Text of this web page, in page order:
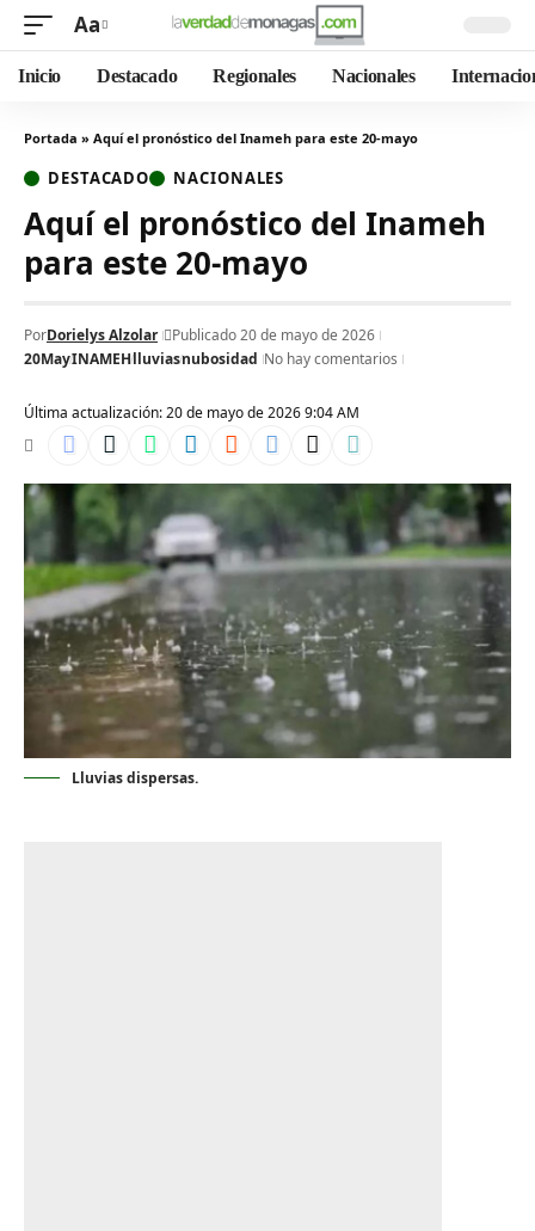
Aa
Inicio Destacado Regionales Nacionales
Portada » Aquí el pronóstico del Inameh para este 20-mayo
DESTACADO NACIONALES
Aquí el pronóstico del Inameh
para este 20-mayo
Última actualización: 20 de mayo de 2026 9:04 AM
PorDorielys Alzolar
Publicado 20 de mayo de 2026
20MayINAMEHlluviasnubosidad No hay comentarios
Lluvias dispersas.